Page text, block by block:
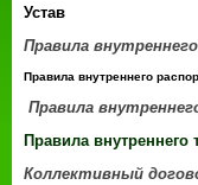
Устав
Правила
Правила внутреннего
Правила
Правила внутреннего
Коллективный